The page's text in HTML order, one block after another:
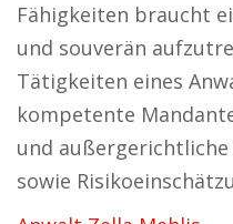
Fähigkeiten braucht
und souverän
Tätigkeiten eines
kompetente
und
sowie